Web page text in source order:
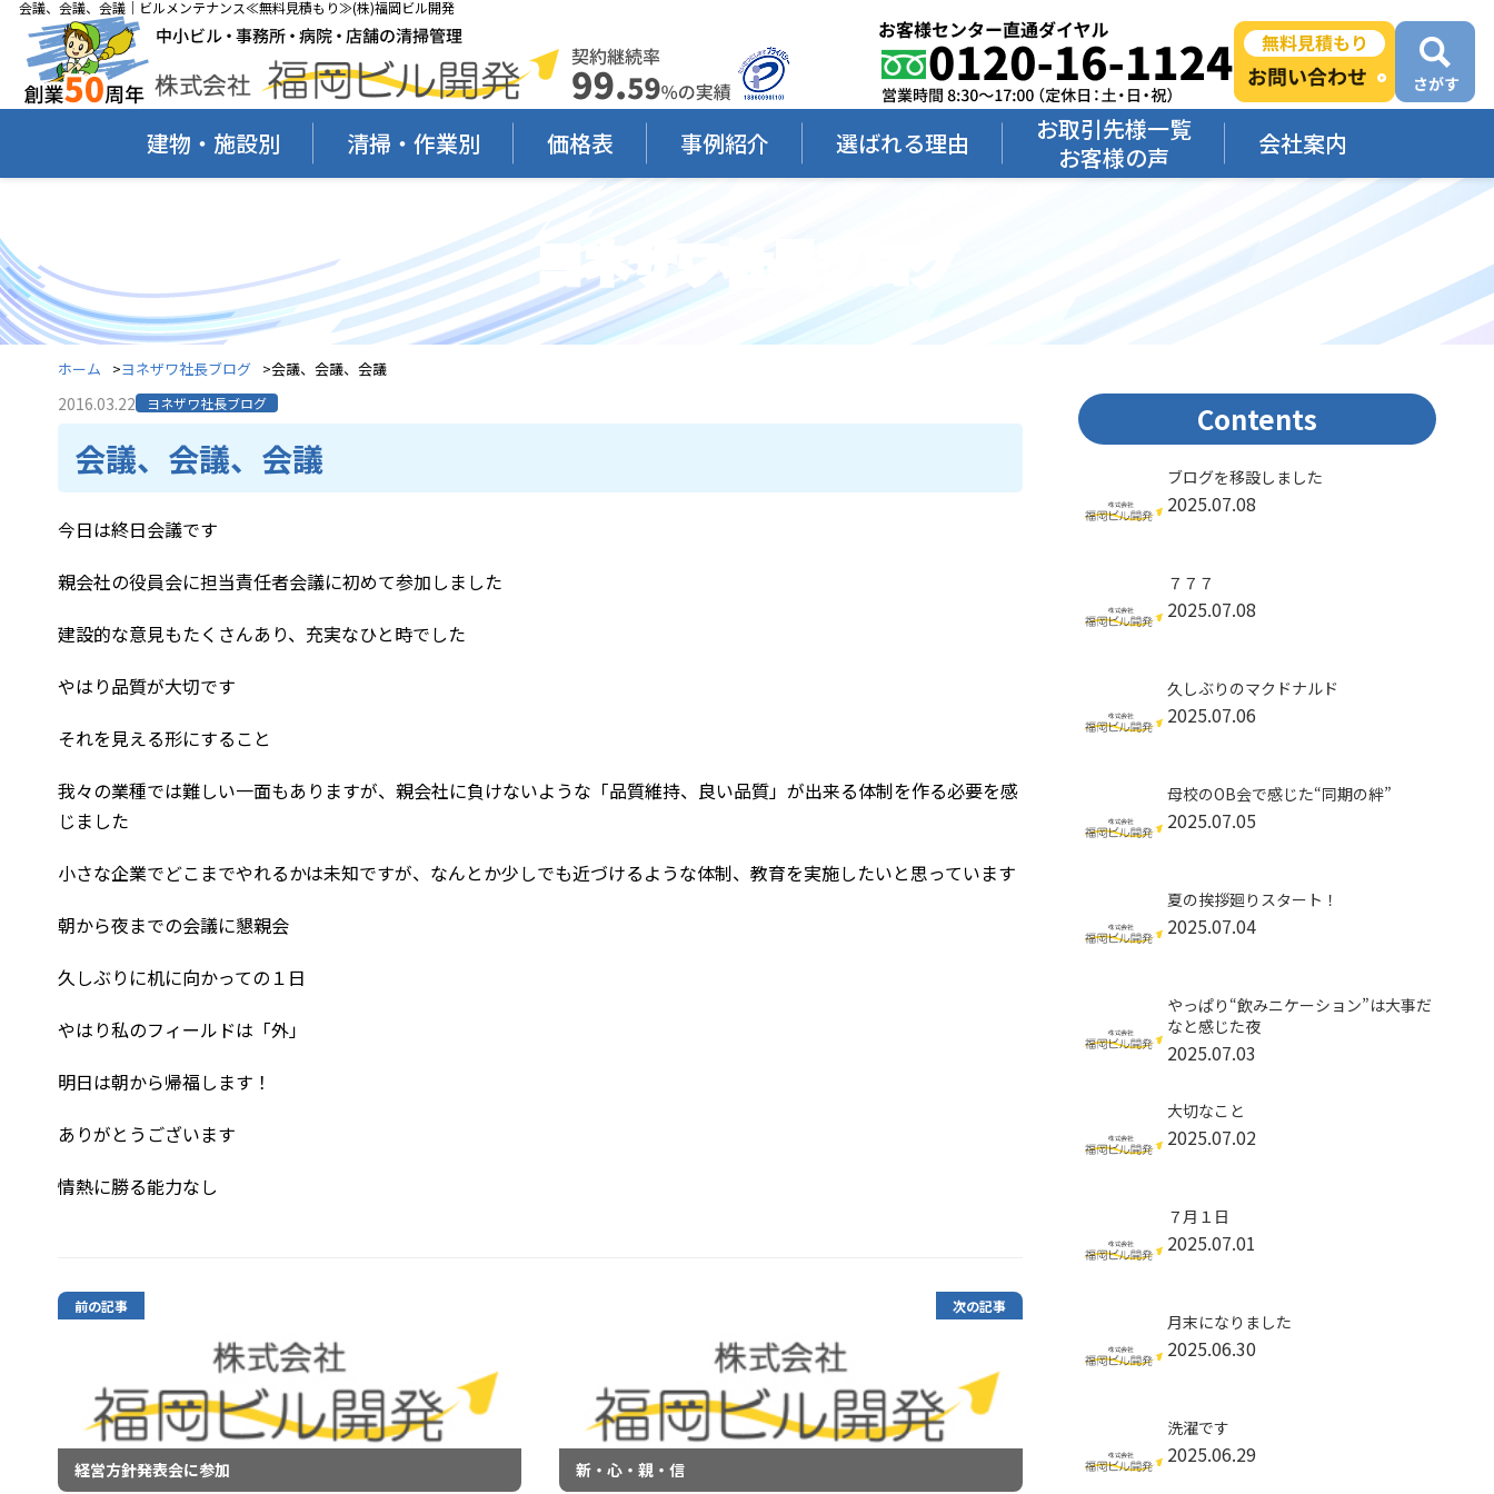
会議、会議、会議｜ビルメンテナンス≪無料見積もり≫(株)福岡ビル開発
建物・施設別 清掃・作業別 価格表 事例紹介 選ばれる理由
お取引先様一覧
お客様の声
会社案内
ヨネザワ社長ブログ
ホーム ヨネザワ社長ブログ 会議、会議、会議
2016.03.22 ヨネザワ社長ブログ
会議、会議、会議
今日は終日会議です
親会社の役員会に担当責任者会議に初めて参加しました
建設的な意見もたくさんあり、充実なひと時でした
やはり品質が大切です
それを見える形にすること
我々の業種では難しい一面もありますが、親会社に負けないような「品質維持、良い品質」が出来る体制を作る必要を感
じました
小さな企業でどこまでやれるかは未知ですが、なんとか少しでも近づけるような体制、教育を実施したいと思っています
朝から夜までの会議に懇親会
久しぶりに机に向かっての１日
やはり私のフィールドは「外」
明日は朝から帰福します！
ありがとうございます
情熱に勝る能力なし
前の記事
経営方針発表会に参加
次の記事
新・心・親・信
Contents
ブログを移設しました
2025.07.08
７７７
2025.07.08
久しぶりのマクドナルド
2025.07.06
母校のOB会で感じた“同期の絆”
2025.07.05
夏の挨拶廻りスタート！
2025.07.04
やっぱり“飲みニケーション”は大事だ
なと感じた夜
2025.07.03
大切なこと
2025.07.02
７月１日
2025.07.01
月末になりました
2025.06.30
洗濯です
2025.06.29